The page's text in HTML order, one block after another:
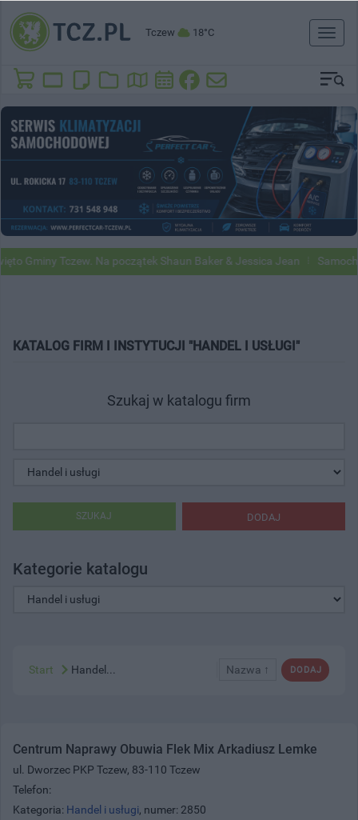
Tczew 18°C
Toggle
Gminy Tczew. Na początek Shaun Baker & Jessica Jean
KATALOG FIRM I INSTYTUCJI "HANDEL I USŁUGI"
Szukaj w katalogu firm
DODAJ
SZUKAJ
Kategorie katalogu
DODAJ
Nazwa ↑
Start Handel...
Centrum Naprawy Obuwia Flek Mix Arkadiusz Lemke
ul. Dworzec PKP Tczew, 83-110 Tczew
Telefon:
Kategoria: Handel i usługi, numer: 2850